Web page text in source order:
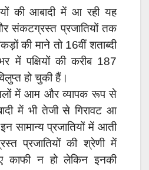
की आबादी में आ रही यह
संकटग्रस्त प्रजातियों तक
की माने तो 16वीं शताब्दी
में पक्षियों की करीब 187
हो चुकी हैं।
में आम और व्यापक रूप से
में भी तेजी से गिरावट आ
सामान्य प्रजातियों में आती
प्रजातियों की श्रेणी में
काफी न हो लेकिन इनकी